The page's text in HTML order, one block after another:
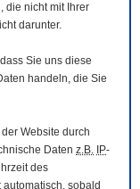
die nicht mit Ihrer
darunter.
Sie uns diese
handeln, die Sie
der Website durch
Daten z.B. IP-
des
sobald